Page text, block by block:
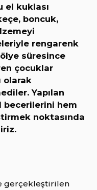
el kuklası
boncuk,
rengarenk
süresince
çocuklar
olarak
Yapılan
becerilerini hem
noktasında
gerçekleştirilen